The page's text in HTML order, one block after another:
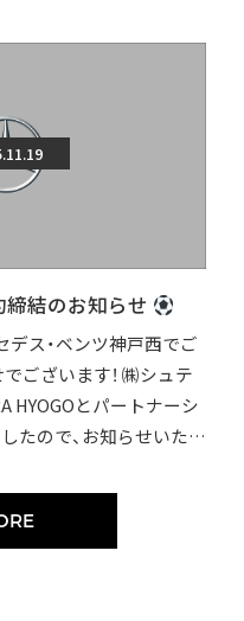
結のお知らせ
デス・ベンツ神戸西でご
ございます！ ㈱シュテ
HYOGOとパートナーシ
たので、お知らせいたし